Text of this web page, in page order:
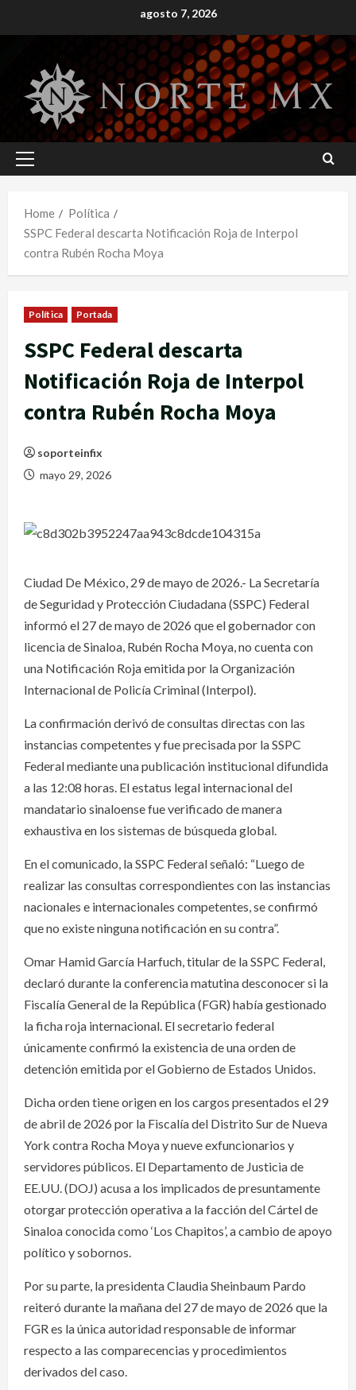
to
agosto 7, 2026
Primary
Home
Política
SSPC Federal descarta Notificación Roja de Interpol
contra Rubén Rocha Moya
Política Portada
SSPC Federal descarta
Notificación Roja de Interpol
contra Rubén Rocha Moya
soporteinfix
mayo 29, 2026
Ciudad De México, 29 de mayo de 2026.- La Secretaría
de Seguridad y Protección Ciudadana (SSPC) Federal
informó el 27 de mayo de 2026 que el gobernador con
licencia de Sinaloa, Rubén Rocha Moya, no cuenta con
una Notificación Roja emitida por la Organización
Internacional de Policía Criminal (Interpol).
La confirmación derivó de consultas directas con las
instancias competentes y fue precisada por la SSPC
Federal mediante una publicación institucional difundida
a las 12:08 horas. El estatus legal internacional del
mandatario sinaloense fue verificado de manera
exhaustiva en los sistemas de búsqueda global.
En el comunicado, la SSPC Federal señaló: “Luego de
realizar las consultas correspondientes con las instancias
nacionales e internacionales competentes, se confirmó
que no existe ninguna notificación en su contra”.
Omar Hamid García Harfuch, titular de la SSPC Federal,
declaró durante la conferencia matutina desconocer si la
Fiscalía General de la República (FGR) había gestionado
la ficha roja internacional. El secretario federal
únicamente confirmó la existencia de una orden de
detención emitida por el Gobierno de Estados Unidos.
Dicha orden tiene origen en los cargos presentados el 29
de abril de 2026 por la Fiscalía del Distrito Sur de Nueva
York contra Rocha Moya y nueve exfuncionarios y
servidores públicos. El Departamento de Justicia de
EE.UU. (DOJ) acusa a los implicados de presuntamente
otorgar protección operativa a la facción del Cártel de
Sinaloa conocida como ‘Los Chapitos’, a cambio de apoyo
político y sobornos.
Por su parte, la presidenta Claudia Sheinbaum Pardo
reiteró durante la mañana del 27 de mayo de 2026 que la
FGR es la única autoridad responsable de informar
respecto a las comparecencias y procedimientos
derivados del caso.